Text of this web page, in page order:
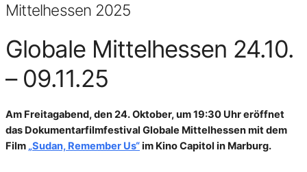
Mittelhessen 2025
Globale Mittelhessen 24.10.
– 09.11.25
Am Freitagabend, den 24. Oktober, um 19:30 Uhr eröffnet
das Dokumentarfilmfestival Globale Mittelhessen mit dem
Film „Sudan, Remember Us“im Kino Capitol in Marburg.